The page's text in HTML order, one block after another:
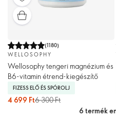
(1180)
WELLOSOPHY
Wellosophy tengeri magnézium és
B6-vitamin étrend-kiegészítő
FIZESS ELŐ ÉS SPÓROLJ
4 699 Ft6 300 Ft
6 termék